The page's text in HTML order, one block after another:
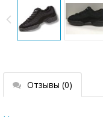
Отзывы (0)